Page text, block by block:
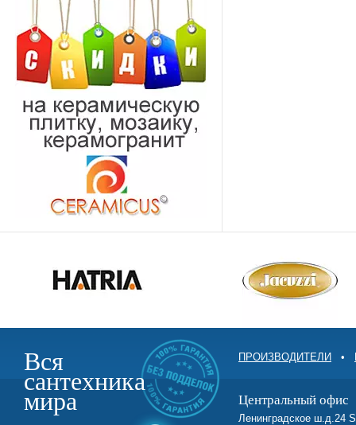
Вся
сантехника
мира
ПРОИЗВОДИТЕЛИ •
Центральный офис
Ленинградское ш.д.24